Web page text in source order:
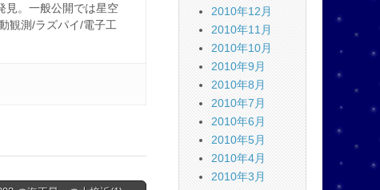
見。一般公開では星空
観測/ラズパイ/電子工
2010年12月
2010年11月
2010年10月
2010年9月
2010年8月
2010年7月
2010年6月
2010年5月
2010年4月
2010年3月